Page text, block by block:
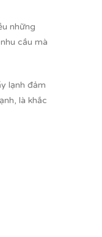
những
cầu mà
lạnh đảm
là khắc